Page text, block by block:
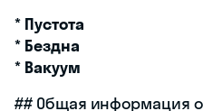
* Пустота
* Бездна
* Вакуум
## Общая информация